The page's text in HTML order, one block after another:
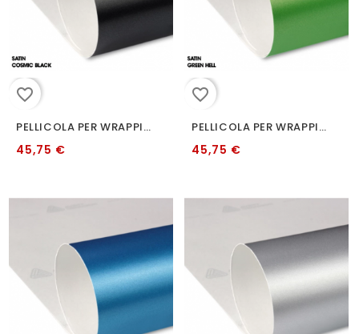
favorite_border
PELLICOLA PER WRAPPING AVERY NERO COSMICO SATINATO 152 CM
45,75 €
favorite_border
PELLICOLA PER WRAPPING AVERY INFERNO VERDE SATINATO 152 CM
45,75 €